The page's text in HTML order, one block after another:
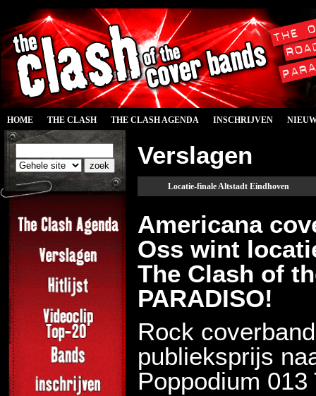
HOME THE CLASH THE CLASH AGENDA INSCHRIJVEN
Verslagen
Locatie-finale Altstadt Eindhoven
Americana
Oss wint
The Clash of
PARADISO!
Rock
publieksprijs
Poppodium